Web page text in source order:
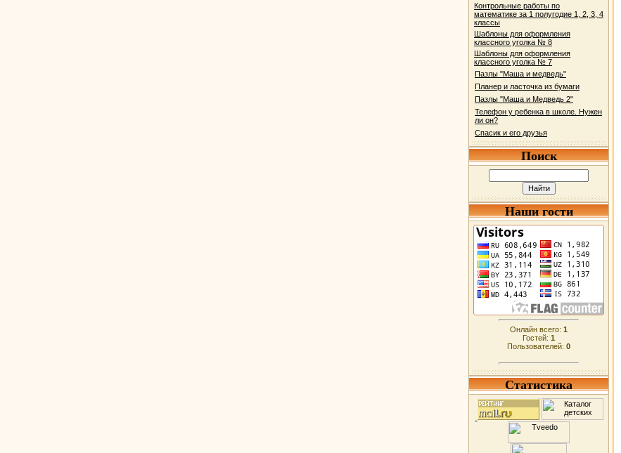
Контрольные работы по
математике за 1 полугодие 1, 2, 3, 4
классы
Шаблоны для оформления
классного уголка № 8
Шаблоны для оформления
классного уголка № 7
Пазлы "Маша и медведь"
Планер и ласточка из бумаги
Пазлы "Маша и Медведь 2"
Телефон у ребенка в школе. Нужен
ли он?
Спасик и его друзья
Поиск
Наши гости
Онлайн всего: 1
Гостей: 1
Пользователей: 0
Статистика